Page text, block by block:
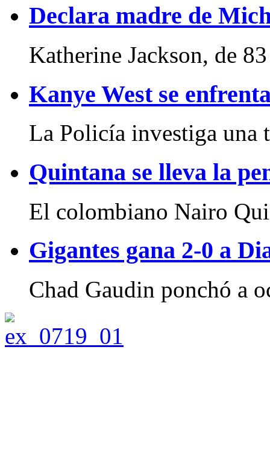
Declara madre de
Katherine Jackson, de
Kanye West se
La Policía investiga una
Quintana se lleva la
El colombiano Nairo
Gigantes gana 2-0 a
Chad Gaudin ponchó a